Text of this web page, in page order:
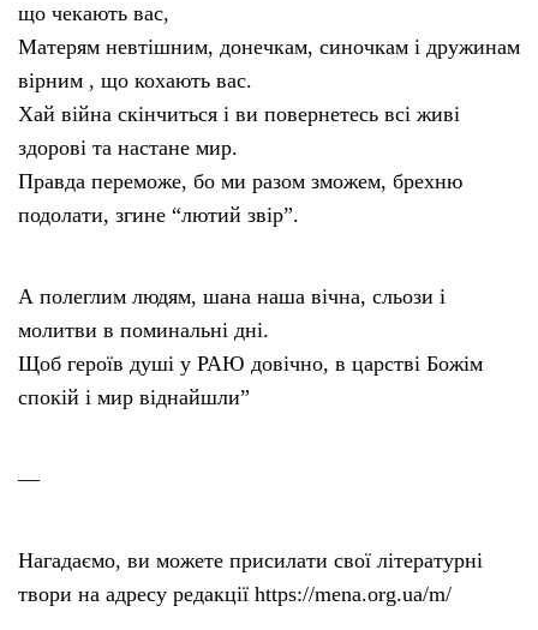
що чекають вас,
Матерям невтішним, донечкам, синочкам і дружинам
вірним , що кохають вас.
Хай війна скінчиться і ви повернетесь всі живі
здорові та настане мир.
Правда переможе, бо ми разом зможем, брехню
подолати, згине “лютий звір”.
А полеглим людям, шана наша вічна, сльози і
молитви в поминальні дні.
Щоб героїв душі у РАЮ довічно, в царстві Божім
спокій і мир віднайшли”
—
Нагадаємо, ви можете присилати свої літературні
твори на адресу редакції https://mena.org.ua/m/